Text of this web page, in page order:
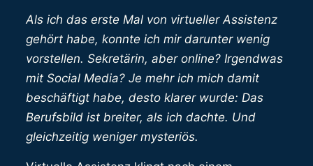
Als ich das erste Mal von virtueller Assistenz
gehört habe, konnte ich mir darunter wenig
vorstellen. Sekretärin, aber online? Irgendwas
mit Social Media? Je mehr ich mich damit
beschäftigt habe, desto klarer wurde: Das
Berufsbild ist breiter, als ich dachte. Und
gleichzeitig weniger mysteriös.